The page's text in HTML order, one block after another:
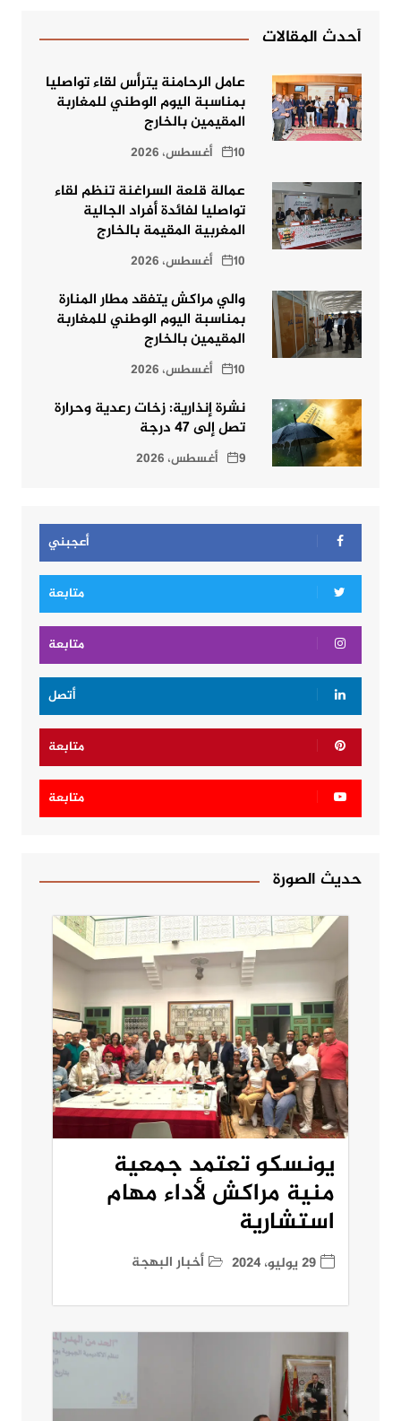
أحدث المقالات
عامل الرحامنة يترأس لقاء تواصليا
بمناسبة اليوم الوطني للمغاربة
المقيمين بالخارج
10 أغسطس، 2026
عمالة قلعة السراغنة تنظم لقاء
تواصليا لفائدة أفراد الجالية
المغربية المقيمة بالخارج
10 أغسطس، 2026
والي مراكش يتفقد مطار المنارة
بمناسبة اليوم الوطني للمغاربة
المقيمين بالخارج
10 أغسطس، 2026
نشرة إنذارية: زخات رعدية وحرارة
تصل إلى 47 درجة
9 أغسطس، 2026
أعجبني
متابعة
متابعة
أتصل
متابعة
متابعة
حديث الصورة
يونسكو تعتمد جمعية
منية مراكش لأداء مهام
استشارية
29 يوليو، 2024 أخبار البهجة